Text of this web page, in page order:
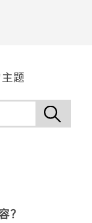
题
？